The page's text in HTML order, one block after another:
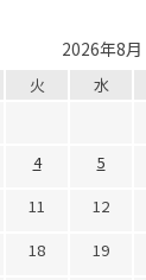
2026年8月
火 水
4 5
11 12
18 19